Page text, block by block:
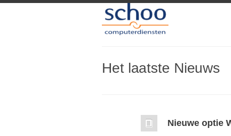
Het laatste Nieuws
Nieuwe optie